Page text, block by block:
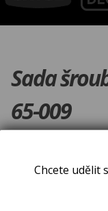
Sada
65-009
Chcete udělit